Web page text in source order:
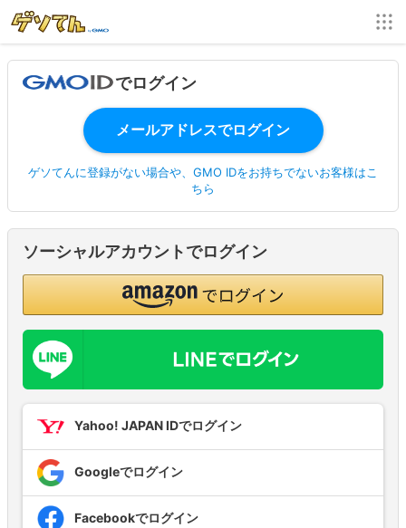
でログイン
ゲソてんに登録がない場合や、GMO IDをお持ちでないお客様はこ
ちら
ソーシャルアカウントでログイン
Yahoo! JAPAN IDでログイン
Googleでログイン
Facebookでログイン